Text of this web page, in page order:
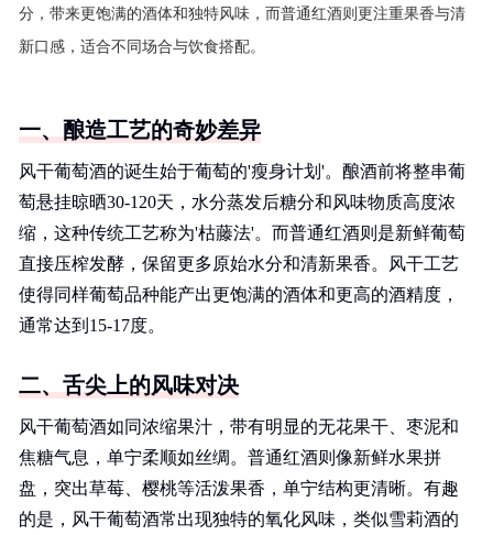
分，带来更饱满的酒体和独特风味，而普通红酒则更注重果香与清
新口感，适合不同场合与饮食搭配。
一、酿造工艺的奇妙差异
风干葡萄酒的诞生始于葡萄的'瘦身计划'。酿酒前将整串葡
萄悬挂晾晒30-120天，水分蒸发后糖分和风味物质高度浓
缩，这种传统工艺称为'枯藤法'。而普通红酒则是新鲜葡萄
直接压榨发酵，保留更多原始水分和清新果香。风干工艺
使得同样葡萄品种能产出更饱满的酒体和更高的酒精度，
通常达到15-17度。
二、舌尖上的风味对决
风干葡萄酒如同浓缩果汁，带有明显的无花果干、枣泥和
焦糖气息，单宁柔顺如丝绸。普通红酒则像新鲜水果拼
盘，突出草莓、樱桃等活泼果香，单宁结构更清晰。有趣
的是，风干葡萄酒常出现独特的氧化风味，类似雪莉酒的